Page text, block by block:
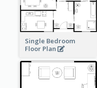
Single Bedroom
Floor Plan